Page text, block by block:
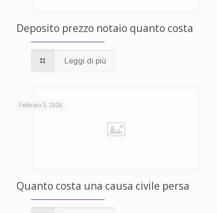
Deposito prezzo notaio quanto costa
Leggi di più
Febbraio 3, 2026
Quanto costa una causa civile persa